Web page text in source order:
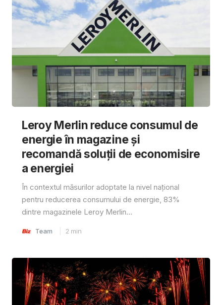
Leroy Merlin reduce consumul de
energie în magazine și
recomandă soluții de economisire
a energiei
În contextul măsurilor adoptate la nivel național
pentru reducerea consumului de energie, 83%
dintre magazinele Leroy Merlin...
Team 2 min